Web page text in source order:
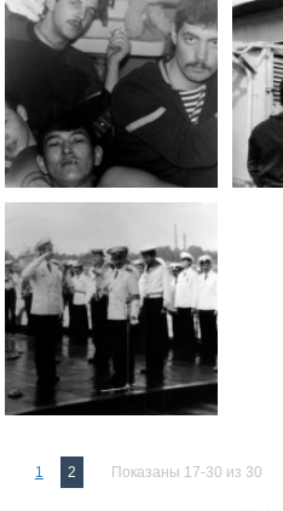
1 2 Показаны 17-30 из 30